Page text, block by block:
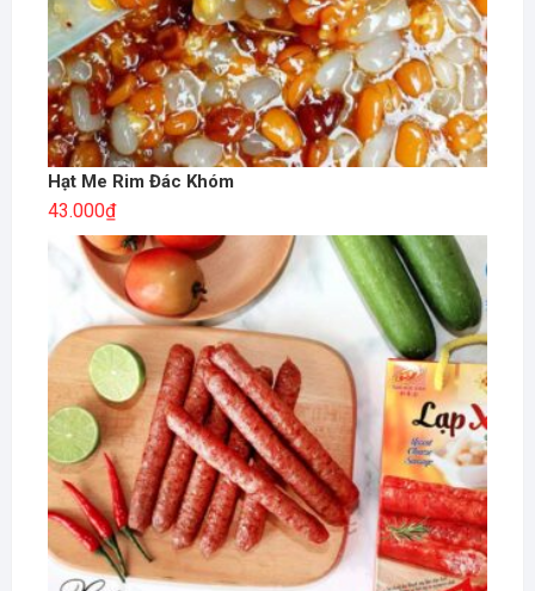
Hạt Me Rim Đác Khóm
43.000₫